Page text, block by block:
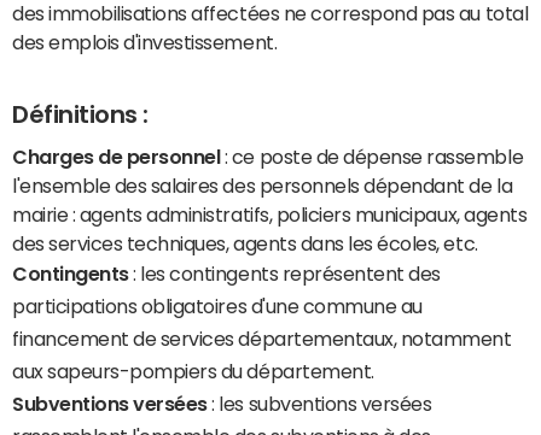
des immobilisations affectées ne correspond pas au total
des emplois d'investissement.
Définitions :
Charges de personnel : ce poste de dépense rassemble
l'ensemble des salaires des personnels dépendant de la
mairie : agents administratifs, policiers municipaux, agents
des services techniques, agents dans les écoles, etc.
Contingents: les contingents représentent des
participations obligatoires d'une commune au
financement de services départementaux, notamment
aux sapeurs-pompiers du département.
Subventions versées: les subventions versées